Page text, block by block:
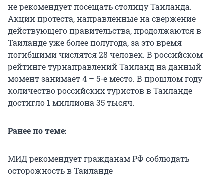
не рекомендует посещать столицу Таиланда.
Акции протеста, направленные на свержение
действующего правительства, продолжаются в
Таиланде уже более полугода, за это время
погибшими числятся 28 человек. В российском
рейтинге турнаправлений Таиланд на данный
момент занимает 4 – 5-е место. В прошлом году
количество российских туристов в Таиланде
достигло 1 миллиона 35 тысяч.
Ранее по теме:
МИД рекомендует гражданам РФ соблюдать
осторожность в Таиланде